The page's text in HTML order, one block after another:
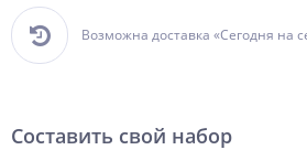
Возможна доставка «Сегодня на
Составить свой набор